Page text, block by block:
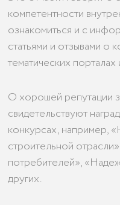
компетентности
ознакомиться и с
статьями и отзывами о
тематических
О хорошей репутации
свидетельствуют
конкурсах, например,
строительной
потребителей»,
других.